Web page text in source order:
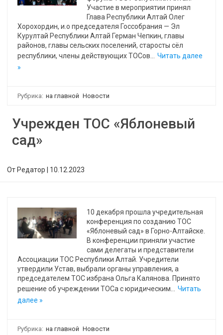
Участие в мероприятии принял
Глава Республики Алтай Олег
Хорохордин, и.о председателя Госсобрания — Эл
Курултай Республики Алтай Герман Чепкин, главы
районов, главы сельских поселений, старосты сёл
республики, члены действующих ТОСов…
Читать далее
»
Рубрика: на главной Новости
Учрежден ТОС «Яблоневый
сад»
От Редатор 10.12.2023
10 декабря прошла учредительная
конференция по созданию ТОС
«Яблоневый сад» в Горно-Алтайске.
В конференции приняли участие
сами делегаты и представители
Ассоциации ТОС Республики Алтай. Учредители
утвердили Устав, выбрали органы управления, а
председателем ТОС избрана Ольга Калянова. Принято
решение об учреждении ТОСа с юридическим…
Читать
далее »
Рубрика: на главной Новости